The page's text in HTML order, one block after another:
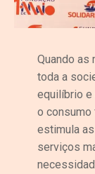
Quando as
toda a
equilíbrio e
o
estimula
serviços